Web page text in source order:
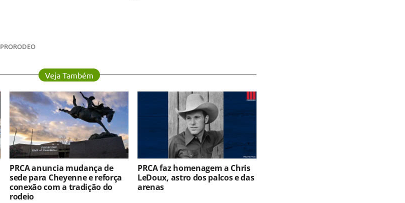
PRORODEO
Veja Também
PRCA anuncia mudança de
sede para Cheyenne e reforça
conexão com a tradição do
rodeio
PRCA faz homenagem a Chris
LeDoux, astro dos palcos e das
arenas